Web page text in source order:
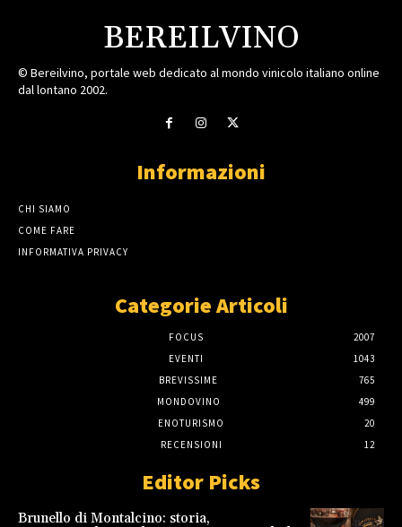
BEREILVINO
© Bereilvino, portale web dedicato al mondo vinicolo italiano online
dal lontano 2002.
Informazioni
CHI SIAMO
COME FARE
INFORMATIVA PRIVACY
Categorie Articoli
FOCUS
2007
EVENTI
1043
BREVISSIME
765
MONDOVINO
499
ENOTURISMO
20
RECENSIONI
12
Editor Picks
Brunello di Montalcino: storia,